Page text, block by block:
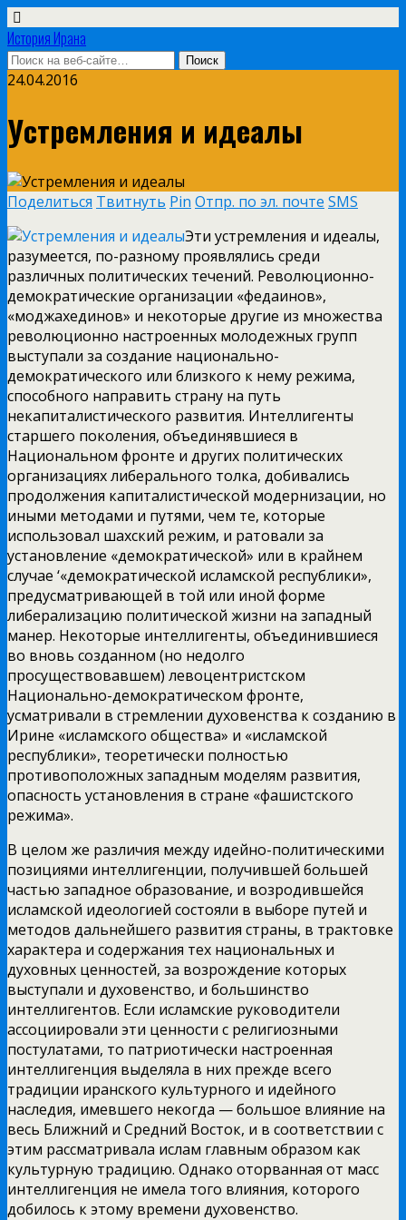
История Ирана
24.04.2016
Устремления и идеалы
Поделиться Твитнуть Pin Отпр. по эл. почте SMS
Эти устремления и идеалы,
разумеется, по-разному проявлялись среди
различных политических течений. Революционно-
демократические организации «федаинов»,
«моджахединов» и некоторые другие из множества
революционно настроенных молодежных групп
выступали за создание национально-
демократического или близкого к нему режима,
способного направить страну на путь
некапиталистического развития. Интеллигенты
старшего поколения, объединявшиеся в
Национальном фронте и других политических
организациях либерального толка, добивались
продолжения капиталистической модернизации, но
иными методами и путями, чем те, которые
использовал шахский режим, и ратовали за
установление «демократической» или в крайнем
случае ‘«демократической исламской республики»,
предусматривающей в той или иной форме
либерализацию политической жизни на западный
манер. Некоторые интеллигенты, объединившиеся
во вновь созданном (но недолго
просуществовавшем) левоцентристском
Национально-демократическом фронте,
усматривали в стремлении духовенства к созданию в
Ирине «исламского общества» и «исламской
республики», теоретически полностью
противоположных западным моделям развития,
опасность установления в стране «фашистского
режима».
В целом же различия между идейно-политическими
позициями интеллигенции, получившей большей
частью западное образование, и возродившейся
исламской идеологией состояли в выборе путей и
методов дальнейшего развития страны, в трактовке
характера и содержания тех национальных и
духовных ценностей, за возрождение которых
выступали и духовенство, и большинство
интеллигентов. Если исламские руководители
ассоциировали эти ценности с религиозными
постулатами, то патриотически настроенная
интеллигенция выделяла в них прежде всего
традиции иранского культурного и идейного
наследия, имевшего некогда — большое влияние на
весь Ближний и Средний Восток, и в соответствии с
этим рассматривала ислам главным образом как
культурную традицию. Однако оторванная от масс
интеллигенция не имела того влияния, которого
добилось к этому времени духовенство.